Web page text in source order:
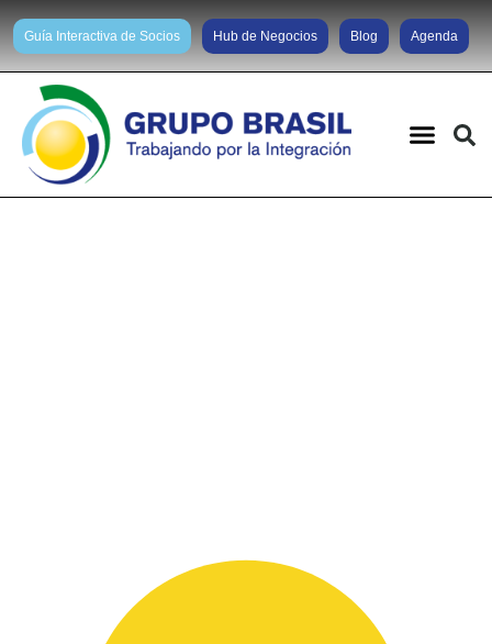
Guía Interactiva de Socios Hub de Negocios Blog Agenda